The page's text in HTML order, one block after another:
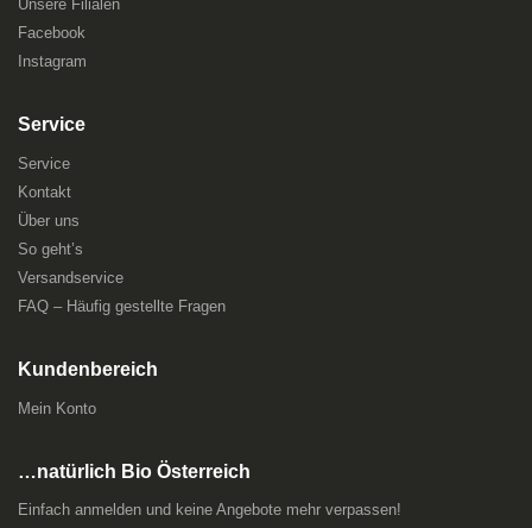
Unsere Filialen
Facebook
Instagram
Service
Service
Kontakt
Über uns
So geht’s
Versandservice
FAQ – Häufig gestellte Fragen
Kundenbereich
Mein Konto
…natürlich Bio Österreich
Einfach anmelden und keine Angebote mehr verpassen!